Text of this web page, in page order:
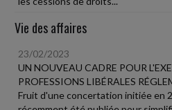
Vie des affaires
23/02/2023
UN NOUVEAU CADRE POUR
PROFESSIONS LIBÉRALES
Fruit d'une concertation initiée en